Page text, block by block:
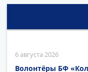
6 августа 2026
Волонтёры БФ